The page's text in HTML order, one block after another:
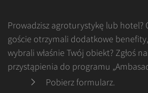
Prowadzisz agroturystykę lub hotel?
goście otrzymali dodatkowe
wybrali właśnie Twój obiekt? Zgłoś
przystąpienia do programu
Pobierz formularz.